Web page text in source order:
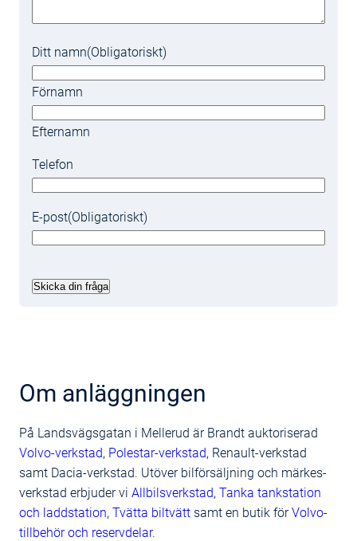
Ditt namn(Obligatoriskt)
Förnamn
Efternamn
Telefon
E-post(Obligatoriskt)
Om anläggningen
På Landsvägsgatan i Mellerud är Brandt auktoriserad
Volvo-verkstad, Polestar-verkstad, Renault-verkstad
samt Dacia-verkstad. Utöver bilförsäljning och märkes-
verkstad erbjuder vi Allbilsverkstad, Tanka tankstation
och laddstation, Tvätta biltvätt samt en butik förVolvo-
tillbehör och reservdelar.